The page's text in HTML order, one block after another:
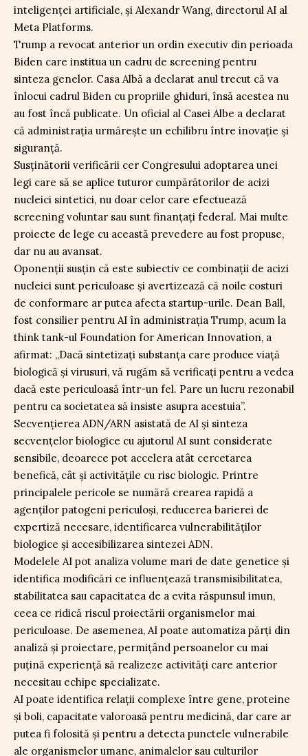
inteligenței artificiale, și Alexandr Wang, directorul AI al
Meta Platforms.
Trump a revocat anterior un ordin executiv din perioada
Biden care institua un cadru de screening pentru
sinteza genelor. Casa Albă a declarat anul trecut că va
înlocui cadrul Biden cu propriile ghiduri, însă acestea nu
au fost încă publicate. Un oficial al Casei Albe a declarat
că administrația urmărește un echilibru între inovație și
siguranță.
Susținătorii verificării cer Congresului adoptarea unei
legi care să se aplice tuturor cumpărătorilor de acizi
nucleici sintetici, nu doar celor care efectuează
screening voluntar sau sunt finanțați federal. Mai multe
proiecte de lege cu această prevedere au fost propuse,
dar nu au avansat.
Oponenții susțin că este subiectiv ce combinații de acizi
nucleici sunt periculoase și avertizează că noile costuri
de conformare ar putea afecta startup-urile. Dean Ball,
fost consilier pentru AI în administrația Trump, acum la
think tank-ul Foundation for American Innovation, a
afirmat: „Dacă sintetizați substanța care produce viață
biologică și virusuri, vă rugăm să verificați pentru a vedea
dacă este periculoasă într-un fel. Pare un lucru rezonabil
pentru ca societatea să insiste asupra acestuia”.
Secvențierea ADN/ARN asistată de AI și sinteza
secvențelor biologice cu ajutorul AI sunt considerate
sensibile, deoarece pot accelera atât cercetarea
benefică, cât și activitățile cu risc biologic. Printre
principalele pericole se numără crearea rapidă a
agenților patogeni periculoși, reducerea barierei de
expertiză necesare, identificarea vulnerabilităților
biologice și accesibilizarea sintezei ADN.
Modelele AI pot analiza volume mari de date genetice și
identifica modificări ce influențează transmisibilitatea,
stabilitatea sau capacitatea de a evita răspunsul imun,
ceea ce ridică riscul proiectării organismelor mai
periculoase. De asemenea, AI poate automatiza părți din
analiză și proiectare, permițând persoanelor cu mai
puțină experiență să realizeze activități care anterior
necesitau echipe specializate.
AI poate identifica relații complexe între gene, proteine
și boli, capacitate valoroasă pentru medicină, dar care ar
putea fi folosită și pentru a detecta punctele vulnerabile
ale organismelor umane, animalelor sau culturilor